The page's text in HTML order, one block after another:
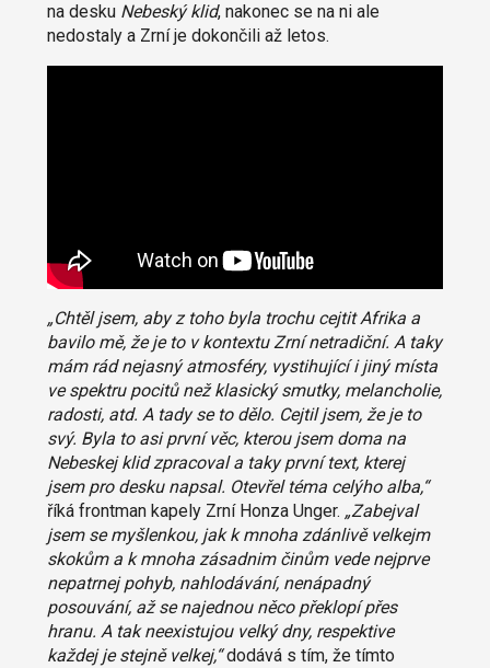
na desku Nebeský klid, nakonec se na ni ale
nedostaly a Zrní je dokončili až letos.
„Chtěl jsem, aby z toho byla trochu cejtit Afrika a
bavilo mě, že je to v kontextu Zrní netradiční. A taky
mám rád nejasný atmosféry, vystihující i jiný místa
ve spektru pocitů než klasický smutky, melancholie,
radosti, atd. A tady se to dělo. Cejtil jsem, že je to
svý. Byla to asi první věc, kterou jsem doma na
Nebeskej klid zpracoval a taky první text, kterej
jsem pro desku napsal. Otevřel téma celýho alba,“
říká frontman kapely Zrní Honza Unger. „Zabejval
jsem se myšlenkou, jak k mnoha zdánlivě velkejm
skokům a k mnoha zásadnim činům vede nejprve
nepatrnej pohyb, nahlodávání, nenápadný
posouvání, až se najednou něco překlopí přes
hranu. A tak neexistujou velký dny, respektive
každej je stejně velkej,“dodává s tím, že tímto